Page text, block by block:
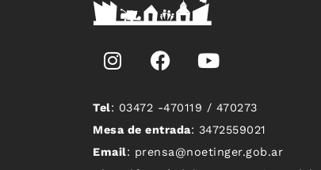
Tel: 03472 -470119 / 470273
Mesa de entrada: 3472559021
Email: prensa@noetinger.gob.ar